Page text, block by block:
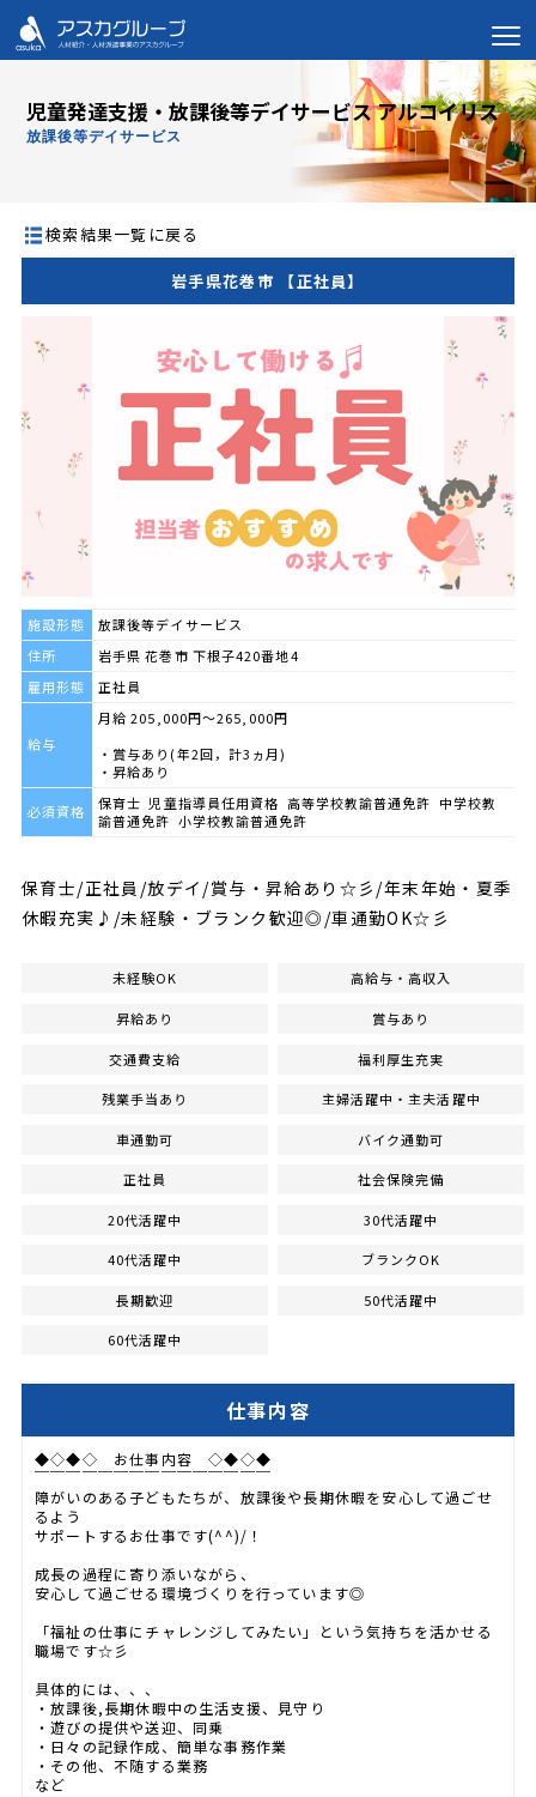
児童発達支援・放課後等デイサービス アルコイリス
放課後等デイサービス
検索結果一覧に戻る
岩手県花巻市 【正社員】
施設形態
放課後等デイサービス
住所
岩手県 花巻市 下根子420番地4
雇用形態
正社員
給与
月給 205,000円～265,000円
・賞与あり(年2回，計3ヵ月)
・昇給あり
必須資格
保育士 児童指導員任用資格 高等学校教諭普通免許 中学校教
諭普通免許 小学校教諭普通免許
保育士/正社員/放デイ/賞与・昇給あり☆彡/年末年始・夏季
休暇充実♪/未経験・ブランク歓迎◎/車通勤OK☆彡
未経験OK 高給与・高収入
昇給あり 賞与あり
交通費支給 福利厚生充実
残業手当あり 主婦活躍中・主夫活躍中
車通勤可 バイク通勤可
正社員 社会保険完備
20代活躍中 30代活躍中
40代活躍中 ブランクOK
長期歓迎 50代活躍中
60代活躍中
仕事内容
◆◇◆◇ お仕事内容 ◇◆◇◆
￣￣￣￣￣￣￣￣￣￣￣￣￣￣￣
障がいのある子どもたちが、放課後や長期休暇を安心して過ごせ
るよう
サポートするお仕事です(^^)/！
成長の過程に寄り添いながら、
安心して過ごせる環境づくりを行っています◎
「福祉の仕事にチャレンジしてみたい」という気持ちを活かせる
職場です☆彡
具体的には、、、
・放課後,長期休暇中の生活支援、見守り
・遊びの提供や送迎、同乗
・日々の記録作成、簡単な事務作業
・その他、不随する業務
など